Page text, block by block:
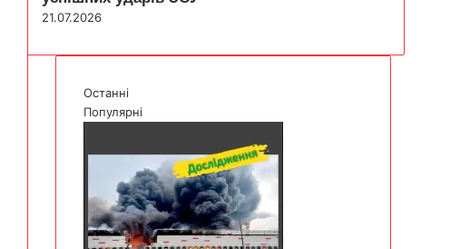
21.07.2026
Останні
Популярні